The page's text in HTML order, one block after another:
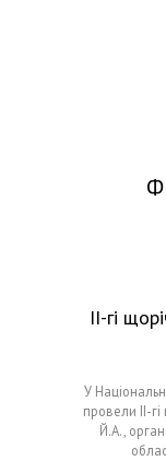
ІІ-гі
У
провели ІІ-
Й.А.,